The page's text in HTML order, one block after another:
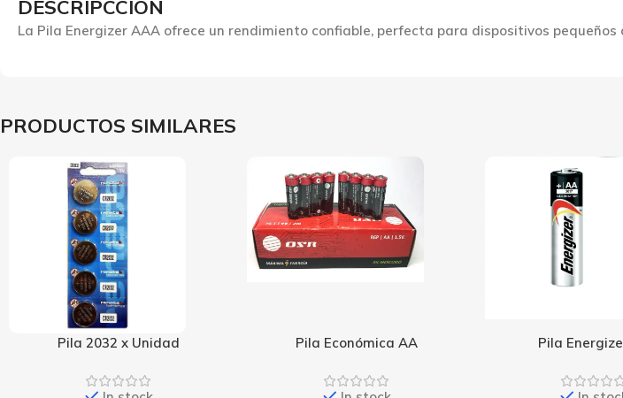
DESCRIPCCIÓN
La Pila Energizer AAA ofrece un rendimiento confiable, perfecta para dispositivos
PRODUCTOS SIMILARES
Pila Económica AA Pila Energizer AA Pila